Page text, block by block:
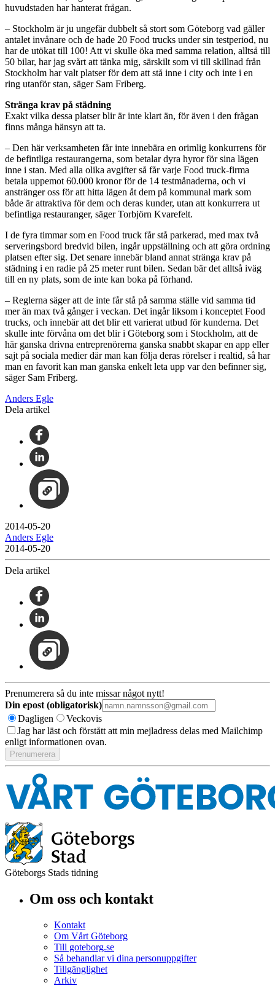
huvudstaden har hanterat frågan.
– Stockholm är ju ungefär dubbelt så stort som Göteborg vad gäller
antalet invånare och de hade 20 Food trucks under sin testperiod, nu
har de utökat till 100! Att vi skulle öka med samma relation, alltså till
50 bilar, har jag svårt att tänka mig, särskilt som vi till skillnad från
Stockholm har valt platser för dem att stå inne i city och inte i en
ring utanför stan, säger Sam Friberg.
Stränga krav på städning
Exakt vilka dessa platser blir är inte klart än, för även i den frågan
finns många hänsyn att ta.
– Den här verksamheten får inte innebära en orimlig konkurrens för
de befintliga restaurangerna, som betalar dyra hyror för sina lägen
inne i stan. Med alla olika avgifter så får varje Food truck-firma
betala uppemot 60.000 kronor för de 14 testmånaderna, och vi
anstränger oss för att hitta lägen åt dem på kommunal mark som
både är attraktiva för dem och deras kunder, utan att konkurrera ut
befintliga restauranger, säger Torbjörn Kvarefelt.
I de fyra timmar som en Food truck får stå parkerad, med max två
serveringsbord bredvid bilen, ingår uppställning och att göra ordning
platsen efter sig. Det senare innebär bland annat stränga krav på
städning i en radie på 25 meter runt bilen. Sedan bär det alltså iväg
till en ny plats, som de inte kan boka på förhand.
– Reglerna säger att de inte får stå på samma ställe vid samma tid
mer än max två gånger i veckan. Det ingår liksom i konceptet Food
trucks, och innebär att det blir ett varierat utbud för kunderna. Det
skulle inte förvåna om det blir i Göteborg som i Stockholm, att de
här ganska drivna entreprenörerna ganska snabbt skapar en app eller
sajt på sociala medier där man kan följa deras rörelser i realtid, så har
man en favorit kan man ganska enkelt leta upp var den befinner sig,
säger Sam Friberg.
Anders Egle
Dela artikel
2014-05-20
Anders Egle
2014-05-20
Dela artikel
Prenumerera så du inte missar något nytt!
Din epost (obligatorisk)
Dagligen
Veckovis
Jag har läst och förstått att min mejladress delas med Mailchimp
enligt informationen ovan.
Göteborgs Stads tidning
Om oss och kontakt
Kontakt
Om Vårt Göteborg
Till goteborg.se
Så behandlar vi dina personuppgifter
Tillgänglighet
Arkiv